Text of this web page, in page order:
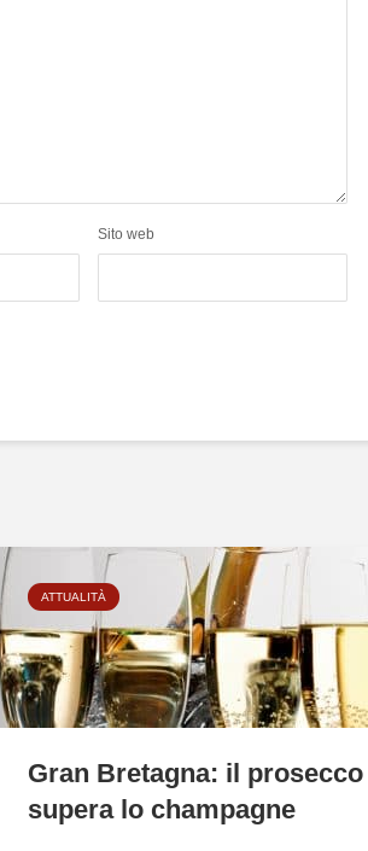
Sito web
ATTUALITÀ
Gran Bretagna: il prosecco
supera lo champagne